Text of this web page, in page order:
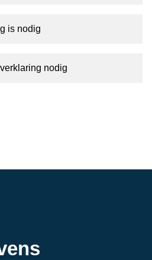
is nodig
nodig